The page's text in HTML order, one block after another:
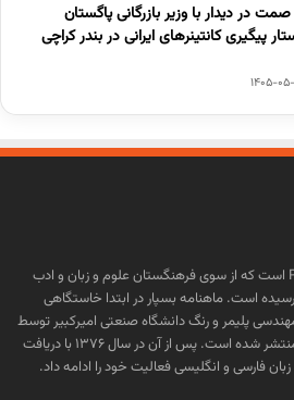
صمت در دیدار با وزیر بازرگانی پاگستان
پیگیری کانتینرهای ایرانی در بندر کراچی
1405-
“بسپار” برابرنهاده واژه Polymer است که از سوی فرهنگستان علوم و زبان و ادب
است. ماهنامه بسپار در ابتدا خاستگاهی
پلیمر و رنگ دانشگاه صنعتی امیرکبیر توسط
گروهی از دانشجویان این رشته منتشر شده است. پس از آن در سال ۱۳۷۶ با دریافت
فارسی و انگلیسی فعالیت خود را ادامه داد.